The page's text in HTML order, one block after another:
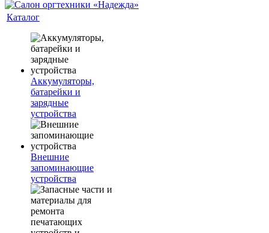
Каталог
Аккумуляторы,
батарейки и
зарядные
устройства
Внешние
запоминающие
устройства